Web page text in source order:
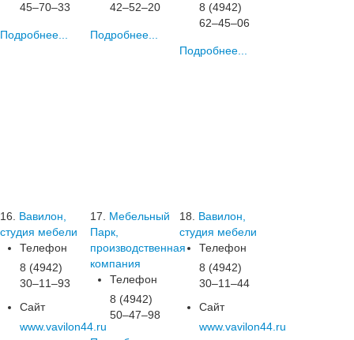
45‒70‒33
Подробнее...
42‒52‒20
Подробнее...
8 (4942)
62‒45‒06
Подробнее...
16.
Вавилон,
студия мебели
Телефон
8 (4942)
30‒11‒93
Сайт
www.vavilon44.ru
17.
Мебельный
Парк,
производственная
компания
Телефон
8 (4942)
50‒47‒98
18.
Вавилон,
студия мебели
Телефон
8 (4942)
30‒11‒44
Сайт
www.vavilon44.ru